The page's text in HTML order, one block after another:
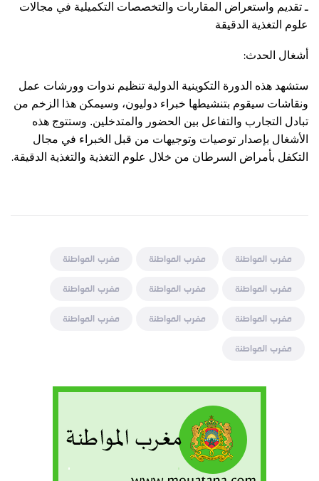
ـ تقديم واستعراض المقاربات والتخصصات التكميلية في مجالات
علوم التغذية الدقيقة
أشغال الحدث:
ستشهد هذه الدورة التكوينية الدولية تنظيم ندوات وورشات عمل
ونقاشات سيقوم بتنشيطها خبراء دوليون، وسيمكن هذا الزخم من
تبادل التجارب والتفاعل بين الحضور والمتدخلين. وستتوج هذه
الأشغال بإصدار توصيات وتوجيهات من قبل الخبراء في مجال
التكفل بأمراض السرطان من خلال علوم التغذية والتغذية الدقيقة.
مغرب المواطنة مغرب المواطنة
مغرب المواطنة
مغرب المواطنة
مغرب المواطنة
مغرب المواطنة
مغرب المواطنة
مغرب المواطنة
مغرب المواطنة
مغرب المواطنة